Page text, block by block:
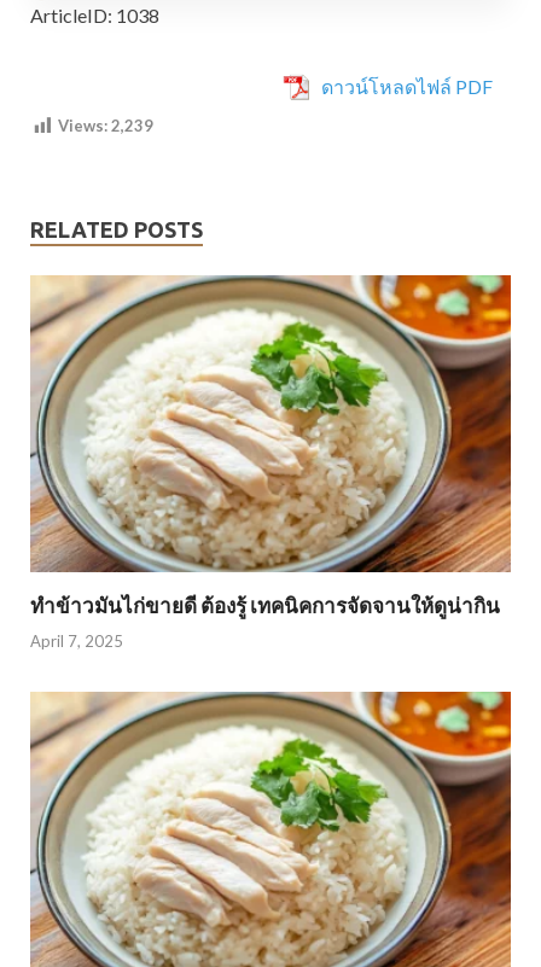
ArticleID: 1038
ดาวน์โหลดไฟล์ PDF
Views:2,239
RELATED POSTS
ทำข้าวมันไก่ขายดี ต้องรู้ เทคนิคการจัดจานให้ดูน่ากิน
April 7, 2025